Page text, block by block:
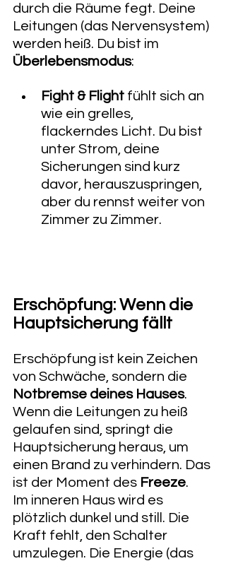
durch die Räume fegt. Deine
Leitungen (das Nervensystem)
werden heiß. Du bist im
Überlebensmodus:
Fight & Flight fühlt sich an
wie ein grelles,
flackerndes Licht. Du bist
unter Strom, deine
Sicherungen sind kurz
davor, herauszuspringen,
aber du rennst weiter von
Zimmer zu Zimmer.
Erschöpfung: Wenn die
Hauptsicherung fällt
Erschöpfung ist kein Zeichen
von Schwäche, sondern die
Notbremse deines Hauses.
Wenn die Leitungen zu heiß
gelaufen sind, springt die
Hauptsicherung heraus, um
einen Brand zu verhindern. Das
ist der Moment des Freeze.
Im inneren Haus wird es
plötzlich dunkel und still. Die
Kraft fehlt, den Schalter
umzulegen. Die Energie (das